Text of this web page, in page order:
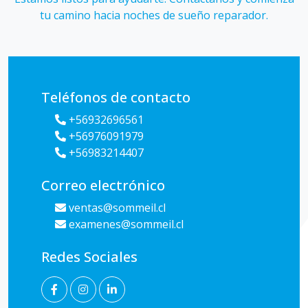
tu camino hacia noches de sueño reparador.
Teléfonos de contacto
+56932696561
+56976091979
+56983214407
Correo electrónico
ventas@sommeil.cl
examenes@sommeil.cl
Redes Sociales